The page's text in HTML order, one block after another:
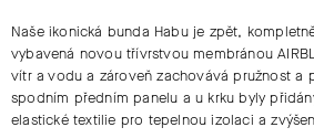
Naše ikonická bunda Habu je zpět,
vybavená novou třívrstvou membránou
vítr a vodu a zároveň zachovává pružnost a
spodním předním panelu a u krku byly
elastické textilie pro tepelnou izolaci a